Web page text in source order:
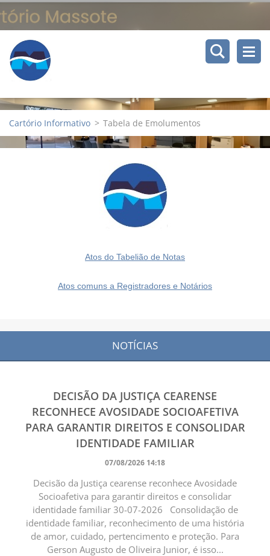
Cartório Informativo > Tabela de Emolumentos
Atos do Tabelião de Notas
Atos comuns a Registradores e Notários
NOTÍCIAS
DECISÃO DA JUSTIÇA CEARENSE
RECONHECE AVOSIDADE SOCIOAFETIVA
PARA GARANTIR DIREITOS E CONSOLIDAR
IDENTIDADE FAMILIAR
07/08/2026 14:18
Decisão da Justiça cearense reconhece Avosidade
Socioafetiva para garantir direitos e consolidar
identidade familiar 30-07-2026 Consolidação de
identidade familiar, reconhecimento de uma história
de amor, cuidado, pertencimento e proteção. Para
Gerson Augusto de Oliveira Junior, é isso...